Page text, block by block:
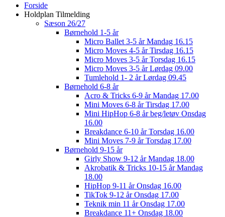
Close
Menu
Forside
Holdplan Tilmelding
Sæson 26/27
Børnehold 1-5 år
Micro Ballet 3-5 år Mandag 16.15
Micro Moves 4-5 år Tirsdag 16.15
Micro Moves 3-5 år Torsdag 16.15
Micro Moves 3-5 år Lørdag 09.00
Tumlehold 1- 2 år Lørdag 09.45
Børnehold 6-8 år
Acro & Tricks 6-9 år Mandag 17.00
Mini Moves 6-8 år Tirsdag 17.00
Mini HipHop 6-8 år beg/letøv Onsdag
16.00
Breakdance 6-10 år Torsdag 16.00
Mini Moves 7-9 år Torsdag 17.00
Børnehold 9-15 år
Girly Show 9-12 år Mandag 18.00
Akrobatik & Tricks 10-15 år Mandag
18.00
HipHop 9-11 år Onsdag 16.00
TikTok 9-12 år Onsdag 17.00
Teknik min 11 år Onsdag 17.00
Breakdance 11+ Onsdag 18.00